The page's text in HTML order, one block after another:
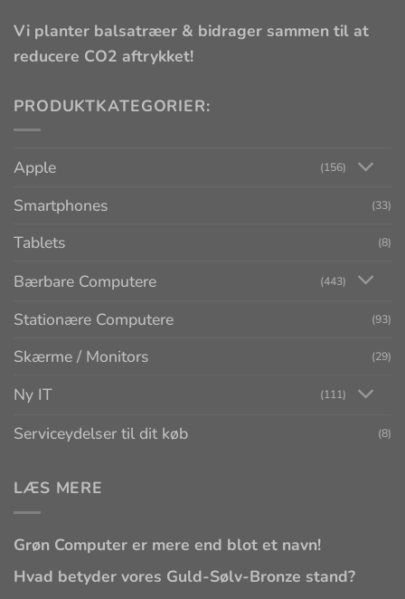
Vi planter balsatræer & bidrager sammen til at
reducere CO2 aftrykket!
PRODUKTKATEGORIER:
Apple (156)
Smartphones (33)
Tablets (8)
Bærbare Computere (443)
Stationære Computere (93)
Skærme / Monitors (29)
Ny IT (111)
Serviceydelser til dit køb (8)
LÆS MERE
Grøn Computer er mere end blot et navn!
Hvad betyder vores Guld-Sølv-Bronze stand?